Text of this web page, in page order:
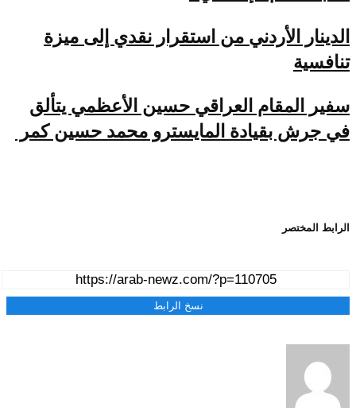
الدينار الأردني من استقرار نقدي إلى ميزة
تنافسية
سفير المقام العراقي حسين الأعظمي يتألق
في جرش بقيادة المايسترو محمد حسين كمر
الرابط المختصر
نسخ الرابط